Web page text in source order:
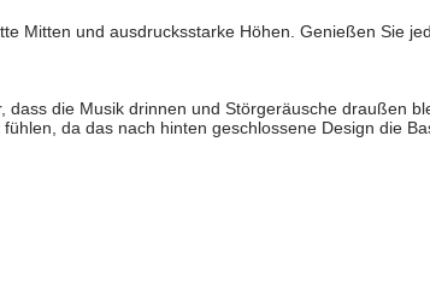
Mitten und ausdrucksstarke Höhen. Genießen Sie
die Musik drinnen und Störgeräusche draußen
da das nach hinten geschlossene Design die